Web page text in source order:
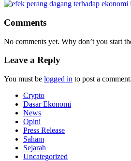
Comments
No comments yet. Why don’t you start
Leave a Reply
You must be logged in to post a comment.
Crypto
Dasar Ekonomi
News
Opini
Press Release
Saham
Sejarah
Uncategorized